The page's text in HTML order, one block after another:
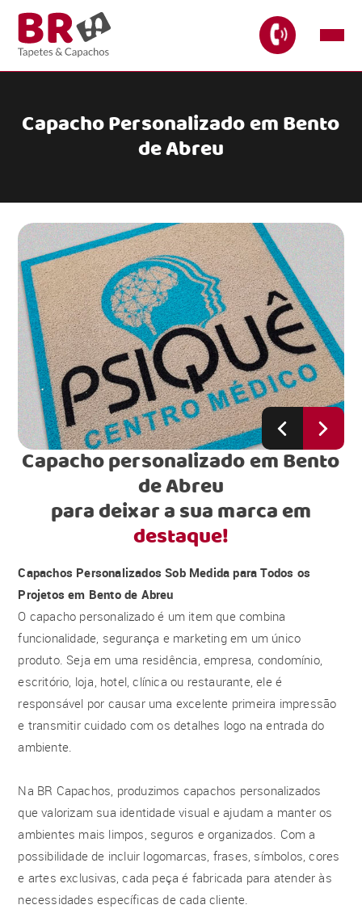
Capacho Personalizado em Bento
de Abreu
Capacho personalizado em Bento
de Abreu
para deixar a sua marca em
destaque!
Capachos Personalizados Sob Medida para Todos os
Projetos em Bento de Abreu
O capacho personalizado é um item que combina
funcionalidade, segurança e marketing em um único
produto. Seja em uma residência, empresa, condomínio,
escritório, loja, hotel, clínica ou restaurante, ele é
responsável por causar uma excelente primeira impressão
e transmitir cuidado com os detalhes logo na entrada do
ambiente.
Na BR Capachos, produzimos capachos personalizados
que valorizam sua identidade visual e ajudam a manter os
ambientes mais limpos, seguros e organizados. Com a
possibilidade de incluir logomarcas, frases, símbolos, cores
e artes exclusivas, cada peça é fabricada para atender às
necessidades específicas de cada cliente.